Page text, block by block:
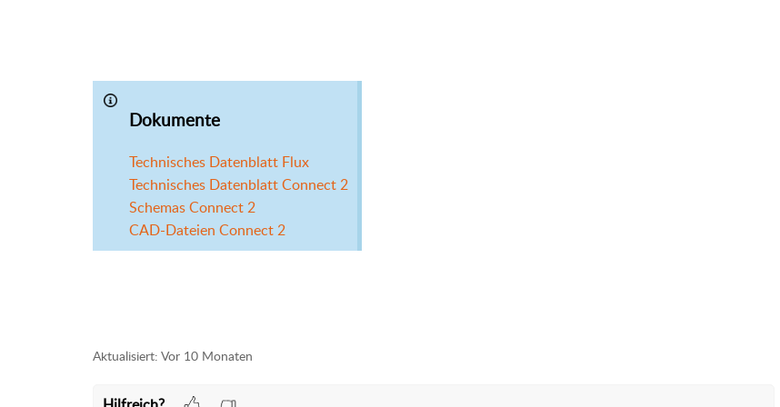
Dokumente
Technisches Datenblatt Flux
Technisches Datenblatt Connect 2
Schemas Connect 2
CAD-Dateien Connect 2
Aktualisiert: Vor 10 Monaten